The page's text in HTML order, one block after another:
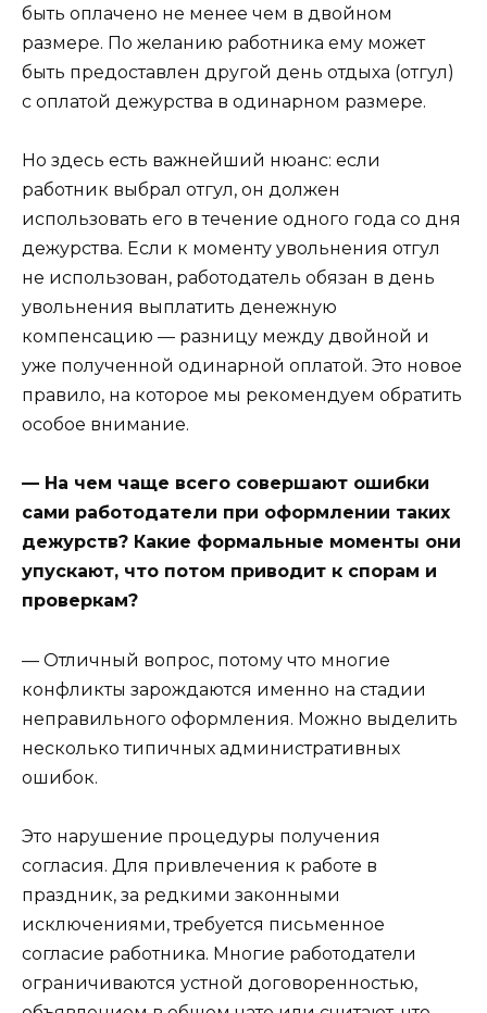
быть оплачено не менее чем в двойном
размере. По желанию работника ему может
быть предоставлен другой день отдыха (отгул)
с оплатой дежурства в одинарном размере.
Но здесь есть важнейший нюанс: если
работник выбрал отгул, он должен
использовать его в течение одного года со дня
дежурства. Если к моменту увольнения отгул
не использован, работодатель обязан в день
увольнения выплатить денежную
компенсацию — разницу между двойной и
уже полученной одинарной оплатой. Это новое
правило, на которое мы рекомендуем обратить
особое внимание.
— На чем чаще всего совершают ошибки
сами работодатели при оформлении таких
дежурств? Какие формальные моменты они
упускают, что потом приводит к спорам и
проверкам?
— Отличный вопрос, потому что многие
конфликты зарождаются именно на стадии
неправильного оформления. Можно выделить
несколько типичных административных
ошибок.
Это нарушение процедуры получения
согласия. Для привлечения к работе в
праздник, за редкими законными
исключениями, требуется письменное
согласие работника. Многие работодатели
ограничиваются устной договоренностью,